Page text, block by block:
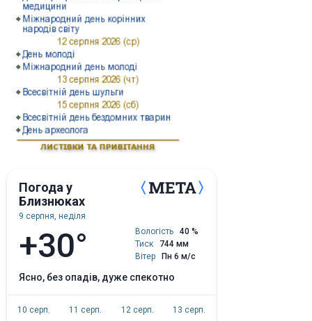
Погода у
Близнюках
9 серпня, неділя
+30° Вологість
40 %
Тиск
744 мм
Вітер
Пн 6 м/с
ясно, без опадів, дуже спекотно
10 серп. 11 серп. 12 серп. 13 серп.